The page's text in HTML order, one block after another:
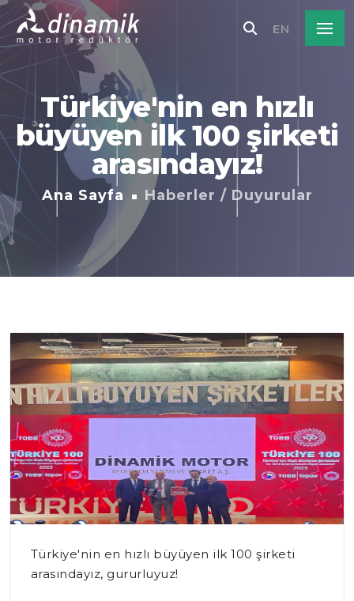
EN
Türkiye'nin en hızlı
büyüyen ilk 100 şirketi
arasındayız!
Ana Sayfa Haberler / Duyurular
Türkiye'nin en hızlı büyüyen ilk 100 şirketi
arasındayız, gururluyuz!